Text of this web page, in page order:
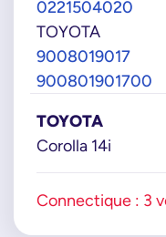
0221504020
TOYOTA
9008019017
900801901700
TOYOTA
Corolla 14i
Connectique : 3